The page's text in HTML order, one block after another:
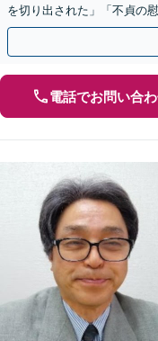
を切り出された」「不貞の
【リーズナブルな料金設定】
電話でお問い合